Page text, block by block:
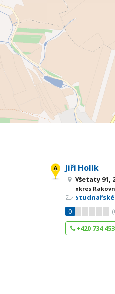
Jiří Holík
Všetaty 91,
okres
0
(
+420 734